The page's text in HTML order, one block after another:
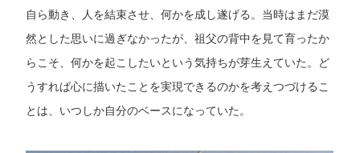
自ら動き、人を結束させ、何かを成し遂げる。当時はまだ漠
然とした思いに過ぎなかったが、祖父の背中を見て育ったか
らこそ、何かを起こしたいという気持ちが芽生えていた。ど
うすれば心に描いたことを実現できるのかを考えつづけるこ
とは、いつしか自分のベースになっていた。